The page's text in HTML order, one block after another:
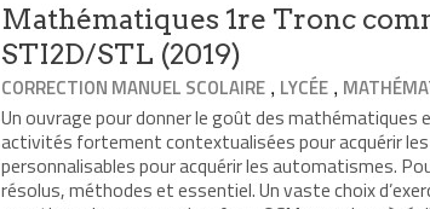
Mathématiques 1re Tronc
STI2D/STL (2019)
CORRECTION MANUEL SCOLAIRE , LYCÉE ,
Un ouvrage pour donner le goût des mathématiques
activités fortement contextualisées pour acquérir
personnalisables pour acquérir les automatismes.
résolus, méthodes et essentiel. Un vaste choix